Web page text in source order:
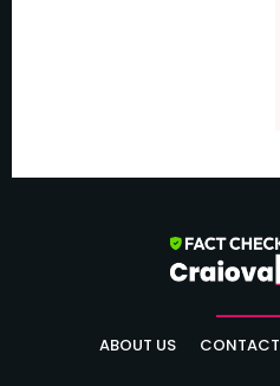
ABOUT US CONTACT